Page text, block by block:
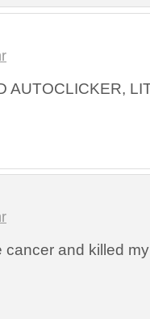
AUTOCLICKER,
and killed my